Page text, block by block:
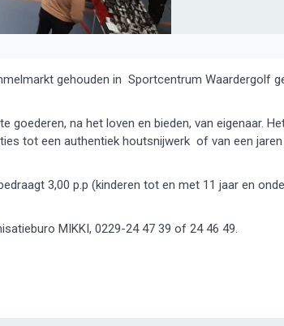
gehouden in Sportcentrum Waardergolf
na het loven en bieden, van eigenaar.
tot een authentiek houtsnijwerk of van een
3,00 p.p (kinderen tot en met 11 jaar en
MIKKI, 0229-24 47 39 of 24 46 49.